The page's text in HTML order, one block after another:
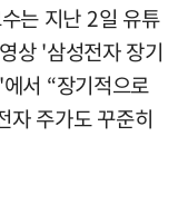
는 지난 2일 유튜
상 '삼성전자 장기
서 “장기적으로
자 주가도 꾸준히